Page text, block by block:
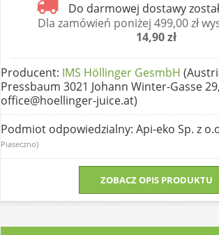
Do darmowej dostawy
Dla zamówień poniżej 499,00 zł
14,90 zł
Producent: IMS Höllinger GesmbH
Pressbaum 3021 Johann Winter-Gasse 29,
office@hoellinger-juice.at)
Podmiot odpowiedzialny: Api-eko Sp. z
Piaseczno)
ZOBACZ OPIS PRODUKTU